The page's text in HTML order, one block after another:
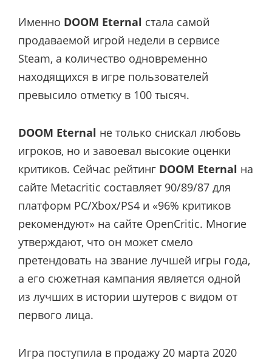
Именно DOOM Eternal стала самой
продаваемой игрой недели в сервисе
Steam, а количество одновременно
находящихся в игре пользователей
превысило отметку в 100 тысяч.
DOOM Eternal не только снискал любовь
игроков, но и завоевал высокие оценки
критиков. Сейчас рейтинг DOOM Eternal на
сайте Metacritic составляет 90/89/87 для
платформ PC/Xbox/PS4 и «96% критиков
рекомендуют» на сайте OpenCritic. Многие
утверждают, что он может смело
претендовать на звание лучшей игры года,
а его сюжетная кампания является одной
из лучших в истории шутеров с видом от
первого лица.
Игра поступила в продажу 20 марта 2020